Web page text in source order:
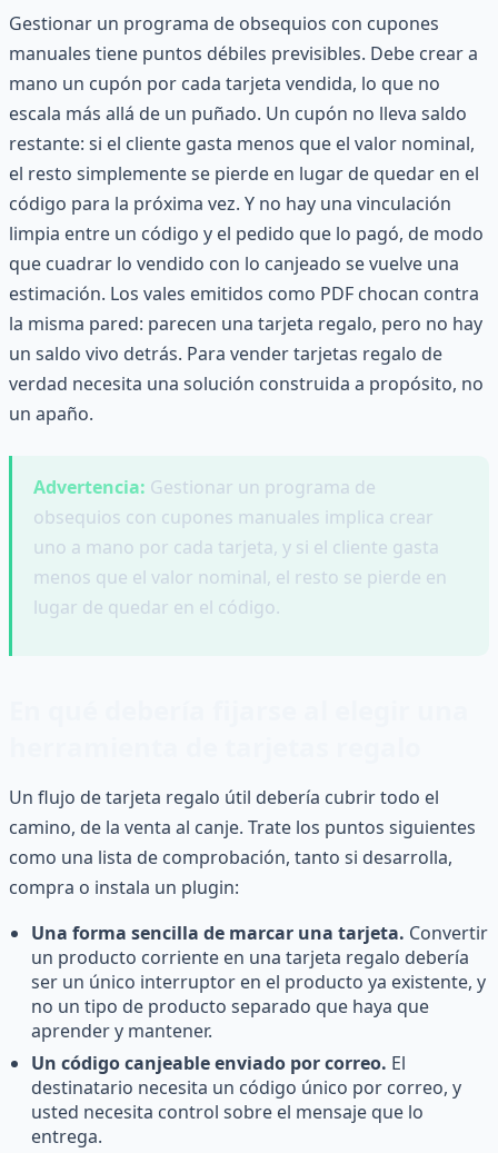
Gestionar un programa de obsequios con cupones
manuales tiene puntos débiles previsibles. Debe crear a
mano un cupón por cada tarjeta vendida, lo que no
escala más allá de un puñado. Un cupón no lleva saldo
restante: si el cliente gasta menos que el valor nominal,
el resto simplemente se pierde en lugar de quedar en el
código para la próxima vez. Y no hay una vinculación
limpia entre un código y el pedido que lo pagó, de modo
que cuadrar lo vendido con lo canjeado se vuelve una
estimación. Los vales emitidos como PDF chocan contra
la misma pared: parecen una tarjeta regalo, pero no hay
un saldo vivo detrás. Para vender tarjetas regalo de
verdad necesita una solución construida a propósito, no
un apaño.
Advertencia: Gestionar un programa de
obsequios con cupones manuales implica crear
uno a mano por cada tarjeta, y si el cliente gasta
menos que el valor nominal, el resto se pierde en
lugar de quedar en el código.
Un flujo de tarjeta regalo útil debería cubrir todo el
camino, de la venta al canje. Trate los puntos siguientes
como una lista de comprobación, tanto si desarrolla,
compra o instala un plugin:
Una forma sencilla de marcar una tarjeta. Convertir
un producto corriente en una tarjeta regalo debería
ser un único interruptor en el producto ya existente, y
no un tipo de producto separado que haya que
aprender y mantener.
Un código canjeable enviado por correo. El
destinatario necesita un código único por correo, y
usted necesita control sobre el mensaje que lo
entrega.